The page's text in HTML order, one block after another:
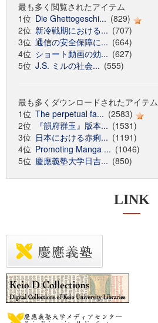
最も多く閲覧されたアイテム
1位 Die Ghettogeschi... (829)
2位 新冷戦期における... (707)
3位 通信の安全保障に... (664)
4位 ショート動画の効... (627)
5位 J.S. ミルの社会... (555)
最も多くダウンロードされたアイテム
1位 The perpetual fa... (2583)
2位
『韻府群玉』版本... (1531)
3位 日本における赤痢... (1191)
4位 Promoting Manga ... (1046)
5位 慶應義塾大学日吉... (850)
LINK